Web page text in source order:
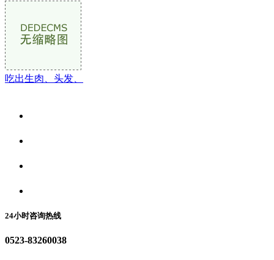
吃出生肉、头发、
24小时咨询热线
0523-83260038